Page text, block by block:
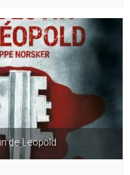
de Leopold